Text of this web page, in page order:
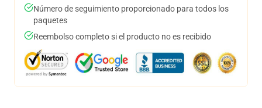
Número de seguimiento proporcionado para todos los
paquetes
Reembolso completo si el producto no es recibido